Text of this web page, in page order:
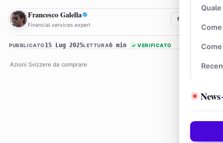
News
FG Francesco Galella
Financial services expert
f
PUBBLICATO15 Lug 2025LETTURA6 min ✓ VERIFICATO
Azioni Svizzere da comprare